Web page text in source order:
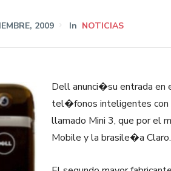
2009 In NOTICIAS
Dell anunci�su entrada en
tel�fonos inteligentes con
llamado Mini 3, que por el
Mobile y la brasile�a Claro.